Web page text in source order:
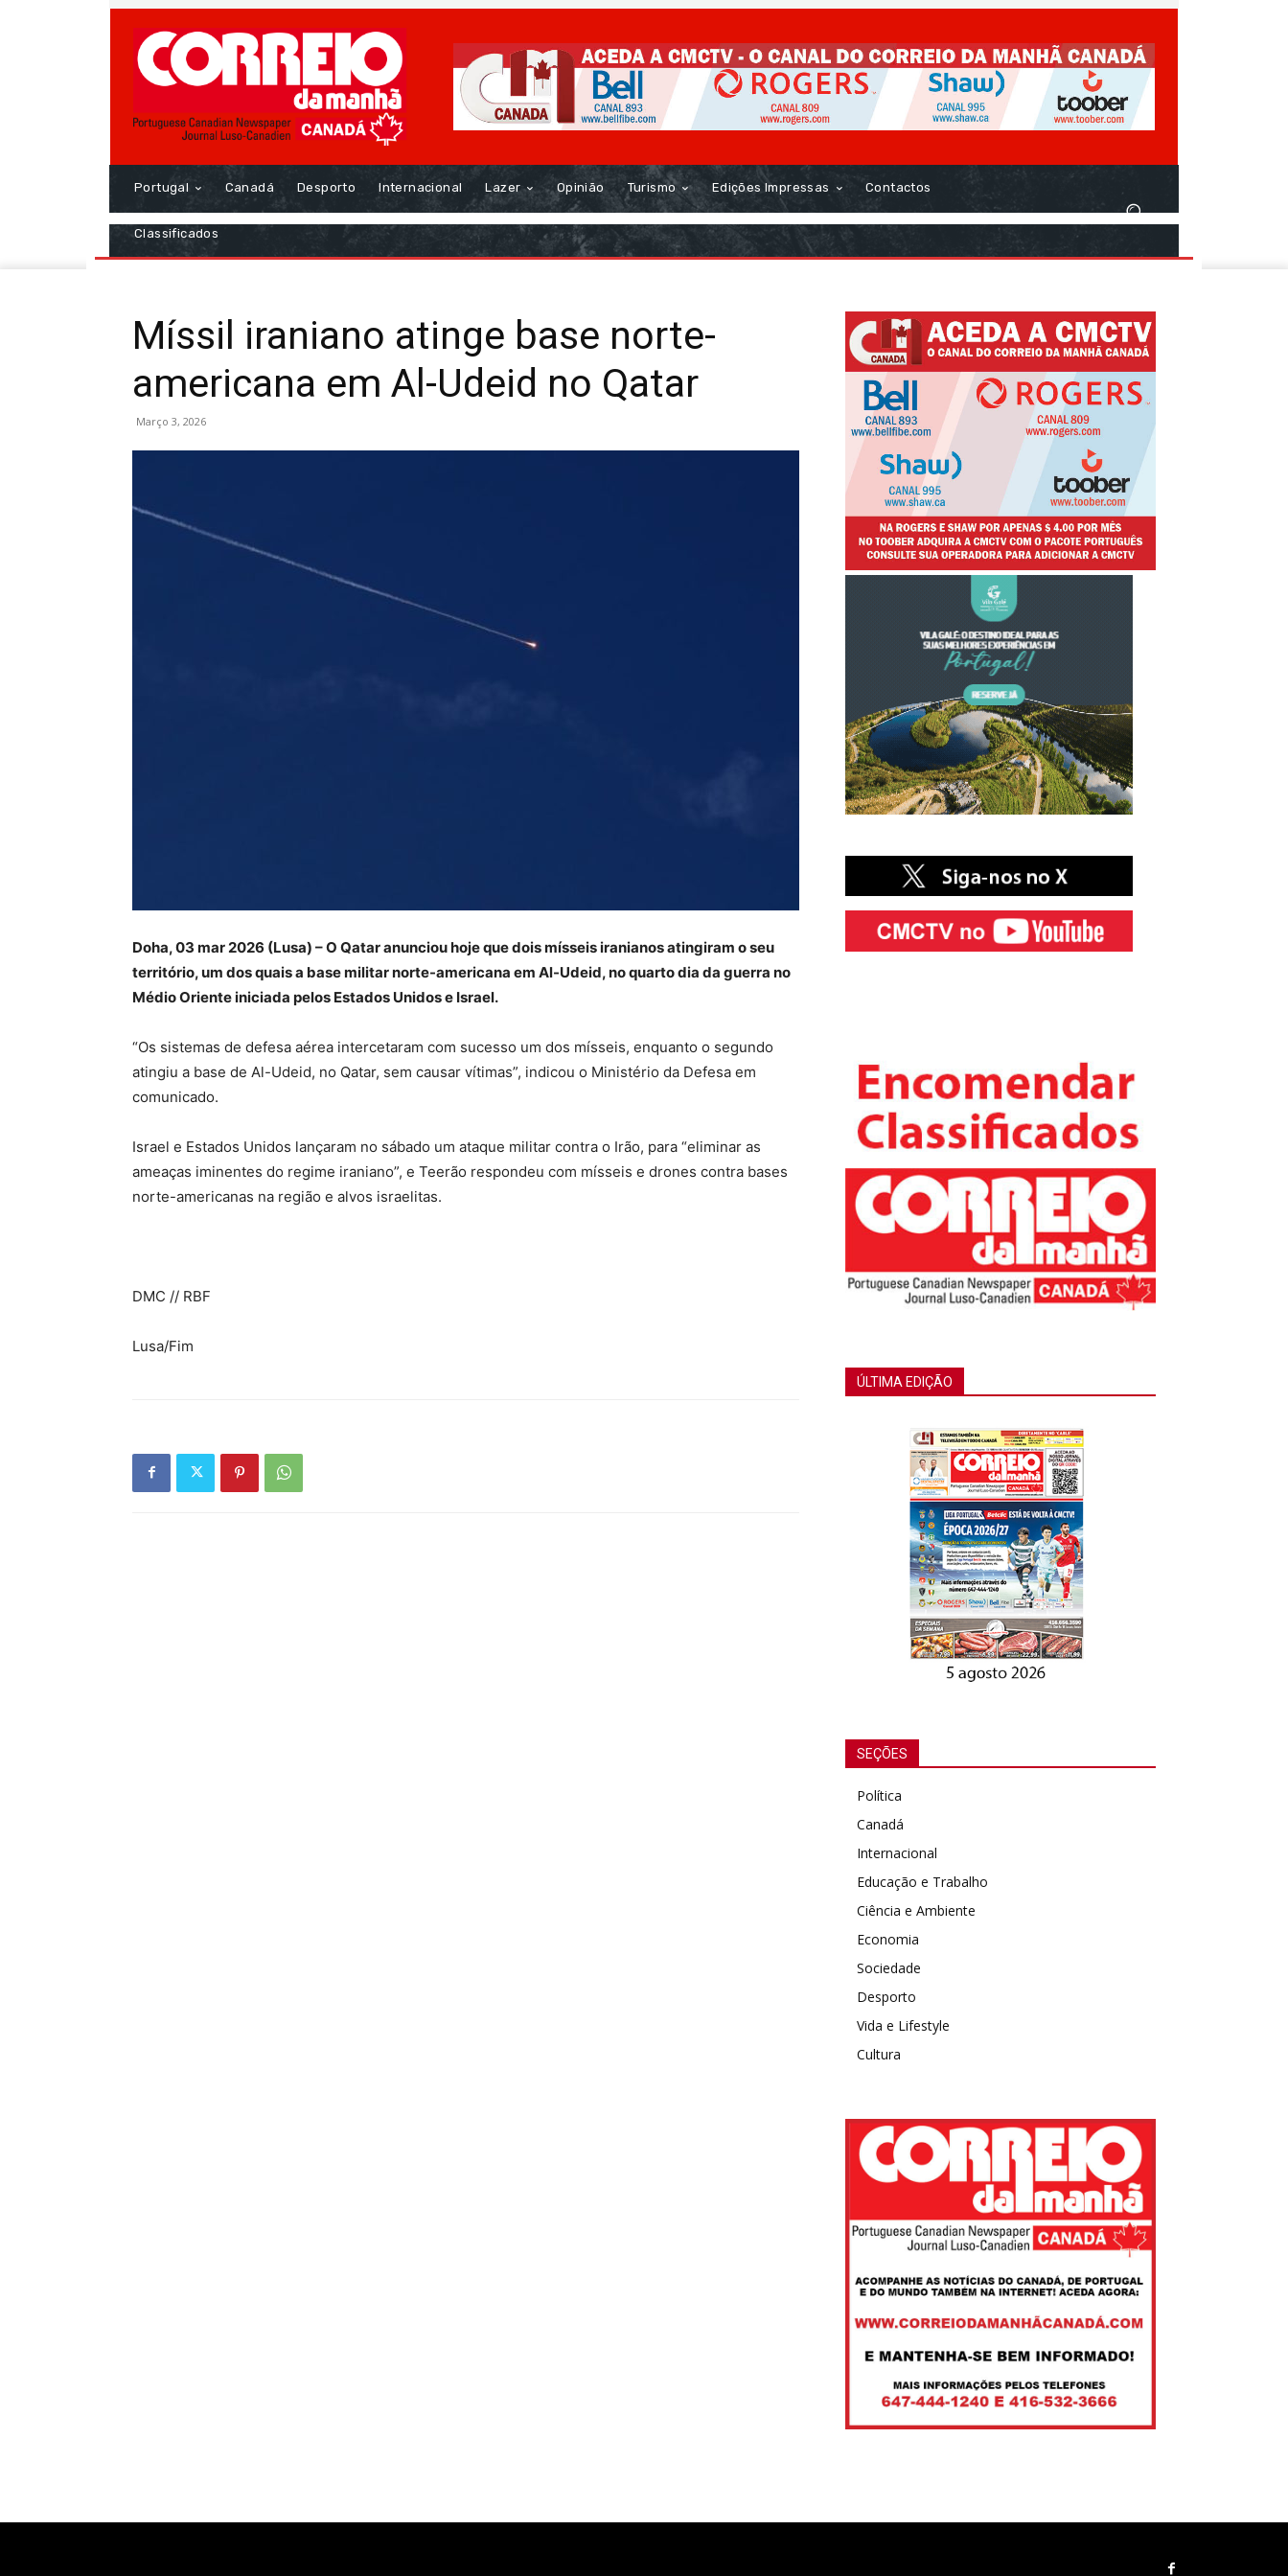
Portugal Canadá Desporto Internacional Lazer Opinião Turismo Edições Impressas Contactos
Classificados
Míssil iraniano atinge base norte-
americana em Al-Udeid no Qatar
Março 3, 2026
Doha, 03 mar 2026 (Lusa) – O Qatar anunciou hoje que dois mísseis iranianos atingiram o seu
território, um dos quais a base militar norte-americana em Al-Udeid, no quarto dia da guerra no
Médio Oriente iniciada pelos Estados Unidos e Israel.
“Os sistemas de defesa aérea intercetaram com sucesso um dos mísseis, enquanto o segundo
atingiu a base de Al-Udeid, no Qatar, sem causar vítimas”, indicou o Ministério da Defesa em
comunicado.
Israel e Estados Unidos lançaram no sábado um ataque militar contra o Irão, para “eliminar as
ameaças iminentes do regime iraniano”, e Teerão respondeu com mísseis e drones contra bases
norte-americanas na região e alvos israelitas.
DMC // RBF
Lusa/Fim
ÚLTIMA EDIÇÃO
SEÇÕES
Política
Canadá
Internacional
Educação e Trabalho
Ciência e Ambiente
Economia
Sociedade
Desporto
Vida e Lifestyle
Cultura